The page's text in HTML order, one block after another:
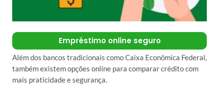
Empréstimo online seguro
Além dos bancos tradicionais como Caixa Econômica Federal,
também existem opções online para comparar crédito com
mais praticidade e segurança.